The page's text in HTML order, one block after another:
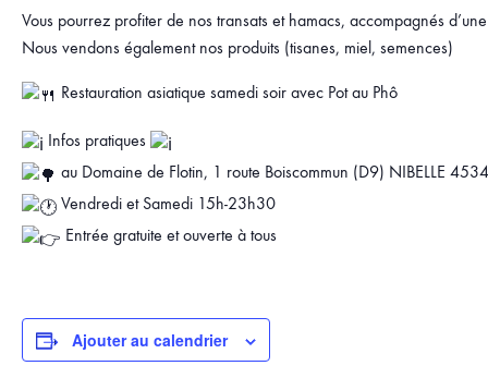
Vous pourrez profiter de nos transats et hamacs, accompagnés
Nous vendons également nos produits (tisanes, miel, semences)
Restauration asiatique samedi soir avec Pot au Phô
Infos pratiques
au Domaine de Flotin, 1 route Boiscommun (D9) NIBELLE
Vendredi et Samedi 15h-23h30
Entrée gratuite et ouverte à tous
Ajouter au calendrier